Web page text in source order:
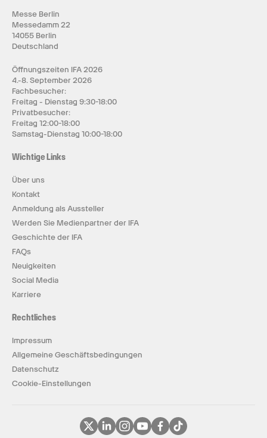
Messe Berlin
Messedamm 22
14055 Berlin
Deutschland
Öffnungszeiten IFA 2026
4.-8. September 2026
Fachbesucher:
Freitag - Dienstag 9:30-18:00
Privatbesucher:
Freitag 12:00-18:00
Samstag-Dienstag 10:00-18:00
Wichtige Links
Über uns
Kontakt
Anmeldung als Aussteller
Werden Sie Medienpartner der IFA
Geschichte der IFA
FAQs
Neuigkeiten
Social Media
Karriere
Rechtliches
Impressum
Allgemeine Geschäftsbedingungen
Datenschutz
Cookie-Einstellungen